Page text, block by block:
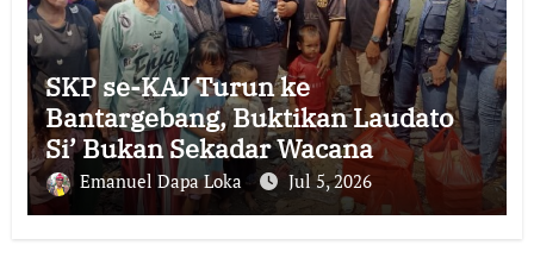
SKP se-KAJ Turun ke
Bantargebang, Buktikan Laudato
Si’ Bukan Sekadar Wacana
Emanuel Dapa Loka Jul 5, 2026